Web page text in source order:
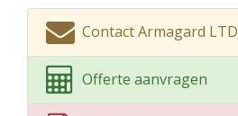
Contact Armagard LTD
Offerte aanvragen